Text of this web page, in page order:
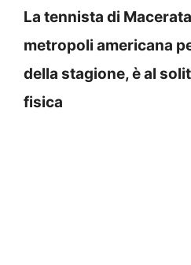
La tennista di
metropoli americana
della stagione, è al
fisica